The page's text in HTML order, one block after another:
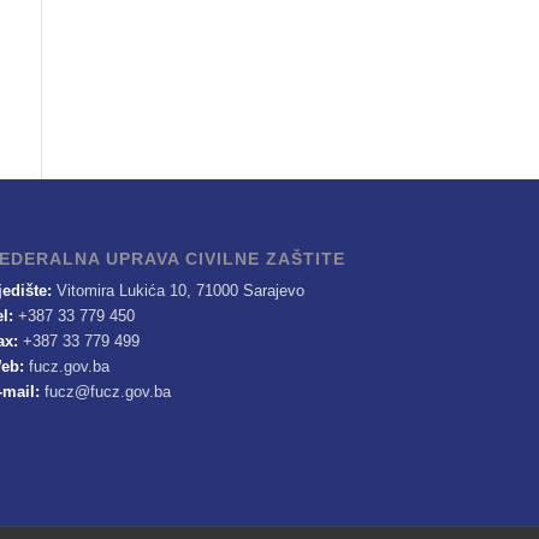
UPRAVA CIVILNE ZAŠTITE
Vitomira Lukića 10, 71000 Sarajevo
+387 33 779 450
+387 33 779 499
fucz.gov.ba
mail: fucz@fucz.gov.ba